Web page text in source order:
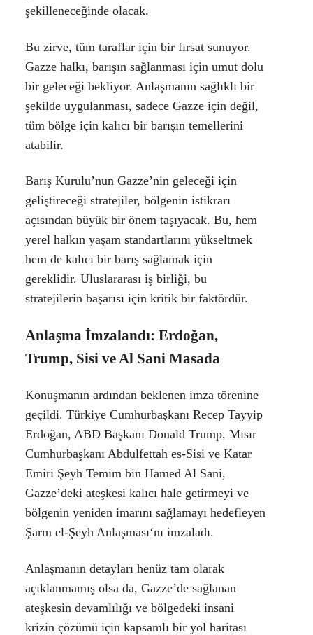
şekilleneceğinde olacak.
Bu zirve, tüm taraflar için bir fırsat sunuyor.
Gazze halkı, barışın sağlanması için umut dolu
bir geleceği bekliyor. Anlaşmanın sağlıklı bir
şekilde uygulanması, sadece Gazze için değil,
tüm bölge için kalıcı bir barışın temellerini
atabilir.
Barış Kurulu’nun Gazze’nin geleceği için
geliştireceği stratejiler, bölgenin istikrarı
açısından büyük bir önem taşıyacak. Bu, hem
yerel halkın yaşam standartlarını yükseltmek
hem de kalıcı bir barış sağlamak için
gereklidir. Uluslararası iş birliği, bu
stratejilerin başarısı için kritik bir faktördür.
Anlaşma İmzalandı: Erdoğan,
Trump, Sisi ve Al Sani Masada
Konuşmanın ardından beklenen imza törenine
geçildi. Türkiye Cumhurbaşkanı Recep Tayyip
Erdoğan, ABD Başkanı Donald Trump, Mısır
Cumhurbaşkanı Abdulfettah es-Sisi ve Katar
Emiri Şeyh Temim bin Hamed Al Sani,
Gazze’deki ateşkesi kalıcı hale getirmeyi ve
bölgenin yeniden imarını sağlamayı hedefleyen
Şarm el-Şeyh Anlaşması‘nı imzaladı.
Anlaşmanın detayları henüz tam olarak
açıklanmamış olsa da, Gazze’de sağlanan
ateşkesin devamlılığı ve bölgedeki insani
krizin çözümü için kapsamlı bir yol haritası